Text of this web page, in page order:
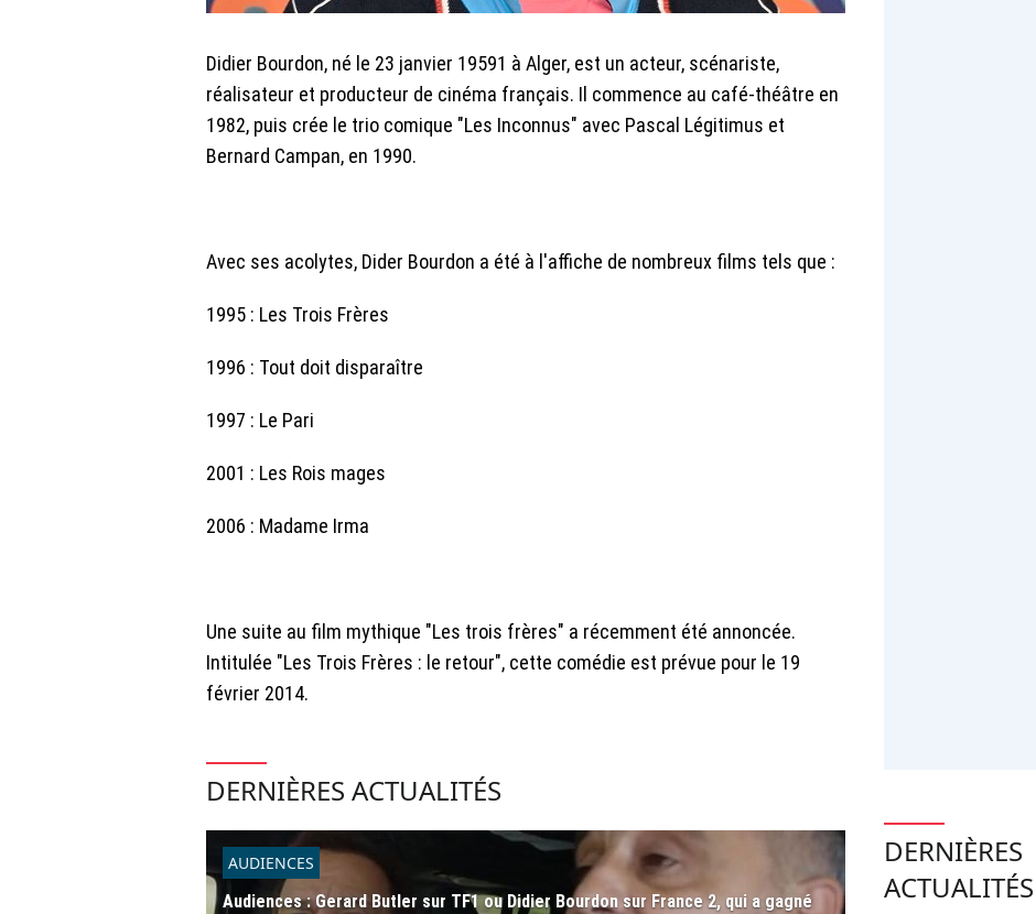
Didier Bourdon, né le 23 janvier 19591 à Alger, est un acteur, scénariste,
réalisateur et producteur de cinéma français. Il commence au café-théâtre en
1982, puis crée le trio comique "Les Inconnus" avec Pascal Légitimus et
Bernard Campan, en 1990.
Avec ses acolytes, Dider Bourdon a été à l'affiche de nombreux films tels que :
1995 : Les Trois Frères
1996 : Tout doit disparaître
1997 : Le Pari
2001 : Les Rois mages
2006 : Madame Irma
Une suite au film mythique "Les trois frères" a récemment été annoncée.
Intitulée "Les Trois Frères : le retour", cette comédie est prévue pour le 19
février 2014.
DERNIÈRES ACTUALITÉS
AUDIENCES
Audiences : Gerard Butler sur TF1 ou Didier Bourdon sur France 2, qui a gagné
DERNIÈRES
ACTUALITÉS